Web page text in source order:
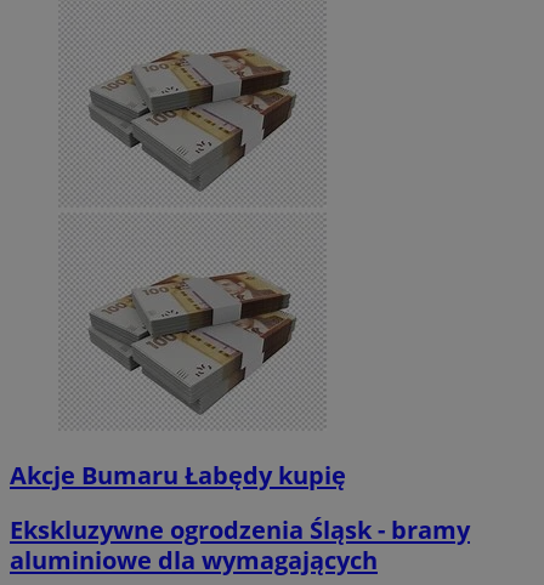
Akcje Bumaru Łabędy kupię
Ekskluzywne ogrodzenia Śląsk - bramy
aluminiowe dla wymagających